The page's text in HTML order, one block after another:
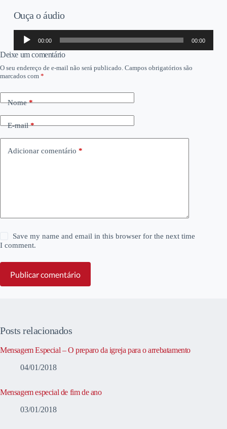
Ouça o áudio
Tocador
áudio
00:00 00:00
Deixe um comentário
O seu endereço de e-mail não será publicado. Campos obrigatórios são
marcados com *
Nome*
E-mail*
Adicionar comentário *
Save my name and email in this browser for the next time
I comment.
Publicar comentário
Posts relacionados
Mensagem Especial – O preparo da igreja para o arrebatamento
04/01/2018
Mensagem especial de fim de ano
03/01/2018